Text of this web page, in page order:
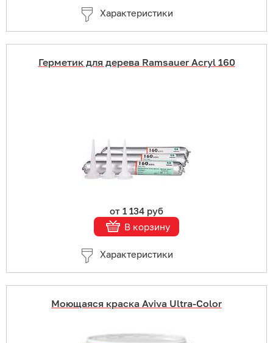
Характеристики
Герметик для дерева Ramsauer Acryl 160
от 1 134 руб
В корзину
Характеристики
Моющаяся краска Aviva Ultra-Color